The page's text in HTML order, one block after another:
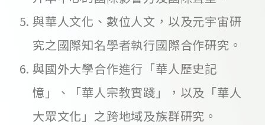
與華人文化、數位人文，以及元宇宙研
究之國際知名學者執行國際合作研究。
與國外大學合作進行「華人歷史記
憶」、「華人宗教實踐」，以及「華人
大眾文化」之跨地域及族群研究。